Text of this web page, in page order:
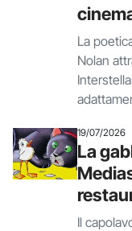
La
Nolan
19/07/2026
La
Il